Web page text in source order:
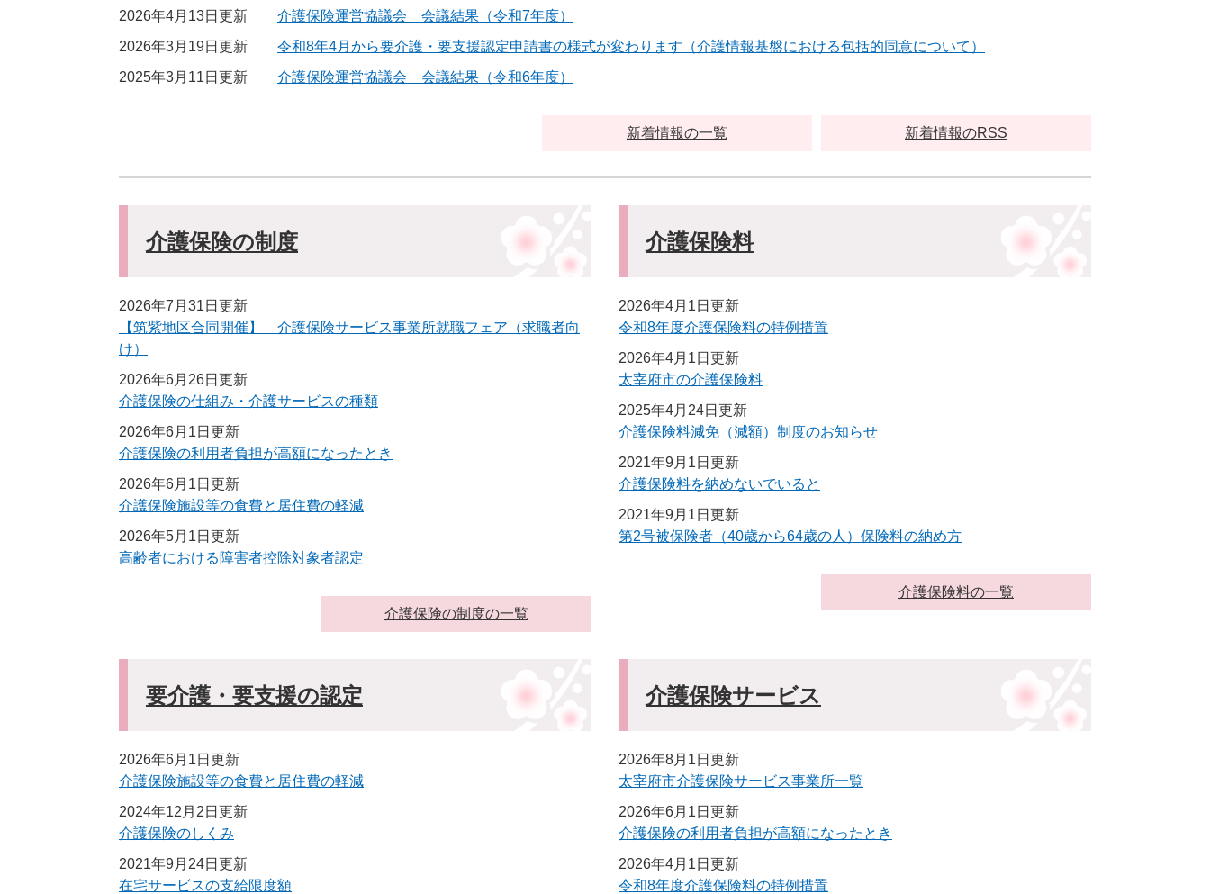
2026年4月13日更新
介護保険運営協議会 会議結果（令和7年度）
2026年3月19日更新
令和8年4月から要介護・要支援認定申請書の様式が変わります（介護情報基盤における包括的同意について）
2025年3月11日更新
介護保険運営協議会 会議結果（令和6年度）
新着情報の一覧 新着情報のRSS
介護保険の制度
2026年7月31日更新
【筑紫地区合同開催】 介護保険サービス事業所就職フェア（求職者向
け）
2026年6月26日更新
介護保険の仕組み・介護サービスの種類
2026年6月1日更新
介護保険の利用者負担が高額になったとき
2026年6月1日更新
介護保険施設等の食費と居住費の軽減
2026年5月1日更新
高齢者における障害者控除対象者認定
介護保険の制度の一覧
介護保険料
2026年4月1日更新
令和8年度介護保険料の特例措置
2026年4月1日更新
太宰府市の介護保険料
2025年4月24日更新
介護保険料減免（減額）制度のお知らせ
2021年9月1日更新
介護保険料を納めないでいると
2021年9月1日更新
第2号被保険者（40歳から64歳の人）保険料の納め方
介護保険料の一覧
要介護・要支援の認定
2026年6月1日更新
介護保険施設等の食費と居住費の軽減
2024年12月2日更新
介護保険のしくみ
2021年9月24日更新
在宅サービスの支給限度額
介護保険サービス
2026年8月1日更新
太宰府市介護保険サービス事業所一覧
2026年6月1日更新
介護保険の利用者負担が高額になったとき
2026年4月1日更新
令和8年度介護保険料の特例措置